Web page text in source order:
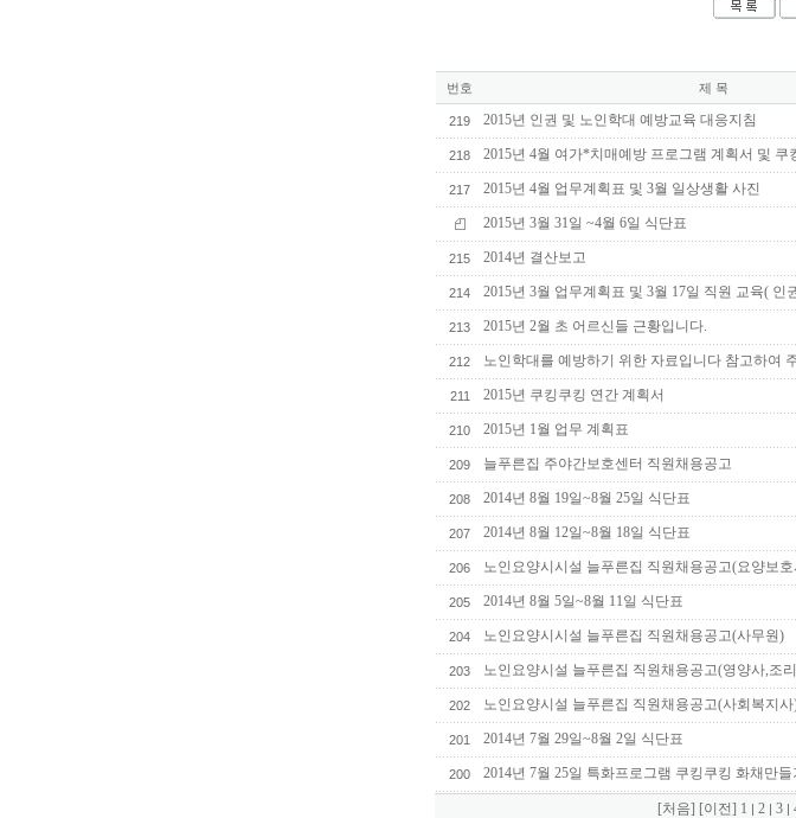
번호
제 목
219 2015년 인권 및 노인학대 예방교육 대응지침
218 2015년 4월 여가*치매예방 프로그램 계획서 및 쿠
217 2015년 4월 업무계획표 및 3월 일상생활 사진
2015년 3월 31일 ~4월 6일 식단표
215 2014년 결산보고
214 2015년 3월 업무계획표 및 3월 17일 직원 교육( 인
213 2015년 2월 초 어르신들 근황입니다.
212 노인학대를 예방하기 위한 자료입니다 참고하여
211 2015년 쿠킹쿠킹 연간 계획서
210 2015년 1월 업무 계획표
209 늘푸른집 주야간보호센터 직원채용공고
208 2014년 8월 19일~8월 25일 식단표
207 2014년 8월 12일~8월 18일 식단표
206 노인요양시시설 늘푸른집 직원채용공고(요양보
205 2014년 8월 5일~8월 11일 식단표
204 노인요양시시설 늘푸른집 직원채용공고(사무원)
203 노인요양시설 늘푸른집 직원채용공고(영양사,조
202 노인요양시설 늘푸른집 직원채용공고(사회복지사
201 2014년 7월 29일~8월 2일 식단표
200 2014년 7월 25일 특화프로그램 쿠킹쿠킹 화채만들
[처음] [이전] 1 | 2 | 3|